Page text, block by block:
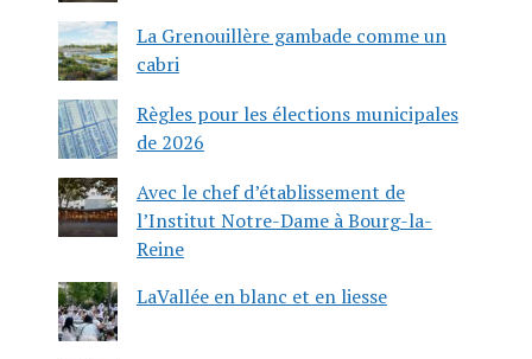
La Grenouillère gambade comme un
cabri
Règles pour les élections municipales
de 2026
Avec le chef d’établissement de
l’Institut Notre-Dame à Bourg-la-
Reine
LaVallée en blanc et en liesse